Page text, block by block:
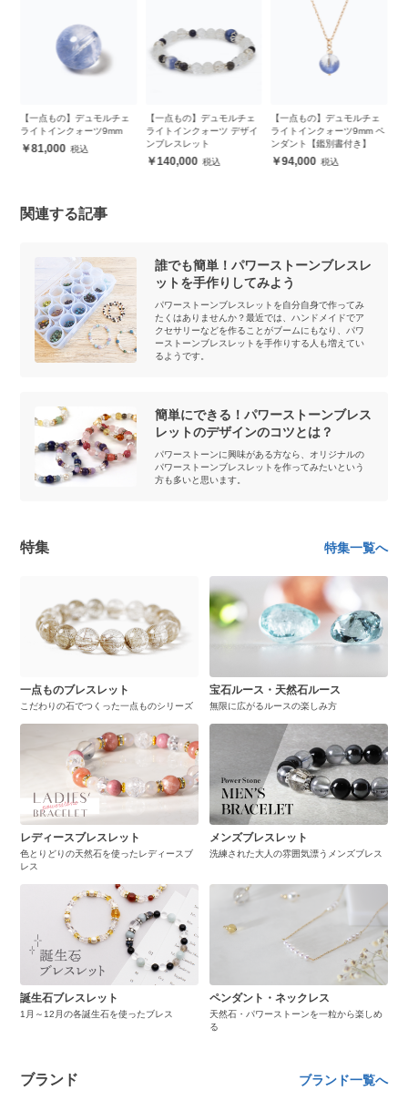
【一点もの】デュモルチェ
ライトインクォーツ9mm
81,000
【一点もの】デュモルチェ
ライトインクォーツ デザイ
ンブレスレット
140,000
【一点もの】デュモルチェ
ライトインクォーツ9mm ペ
ンダント【鑑別書付き】
94,000
関連する記事
誰でも簡単！パワーストーンブレスレ
ットを手作りしてみよう
パワーストーンブレスレットを自分自身で作ってみ
たくはありませんか？最近では、ハンドメイドでア
クセサリーなどを作ることがブームにもなり、パワ
ーストーンブレスレットを手作りする人も増えてい
るようです。
簡単にできる！パワーストーンブレス
レットのデザインのコツとは？
パワーストーンに興味がある方なら、オリジナルの
パワーストーンブレスレットを作ってみたいという
方も多いと思います。
特集 特集一覧へ
一点ものブレスレット
こだわりの石でつくった一点ものシリーズ
宝石ルース・天然石ルース
無限に広がるルースの楽しみ方
レディースブレスレット
色とりどりの天然石を使ったレディースブ
レス
メンズブレスレット
洗練された大人の雰囲気漂うメンズブレス
誕生石ブレスレット
1月～12月の各誕生石を使ったブレス
ペンダント・ネックレス
天然石・パワーストーンを一粒から楽しめ
る
ブランド ブランド一覧へ